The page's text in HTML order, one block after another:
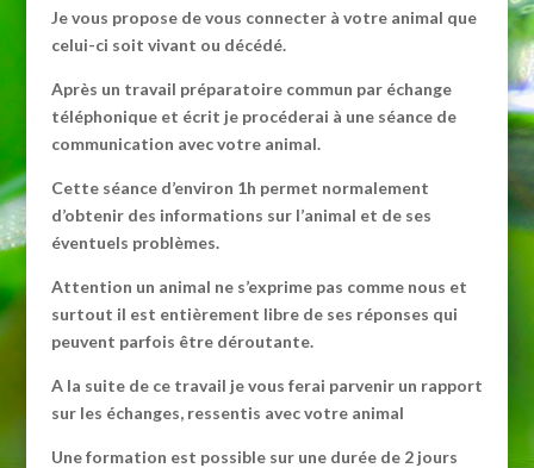
Je vous propose de vous connecter à votre animal que
celui-ci soit vivant ou décédé.
Après un travail préparatoire commun par échange
téléphonique et écrit je procéderai à une séance de
communication avec votre animal.
Cette séance d’environ 1h permet normalement
d’obtenir des informations sur l’animal et de ses
éventuels problèmes.
Attention un animal ne s’exprime pas comme nous et
surtout il est entièrement libre de ses réponses qui
peuvent parfois être déroutante.
A la suite de ce travail je vous ferai parvenir un rapport
sur les échanges, ressentis avec votre animal
Une formation est possible sur une durée de 2 jours